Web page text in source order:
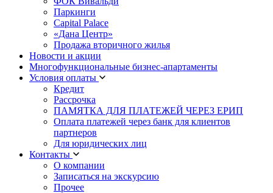
Паркинги
Capital Palace
«Дана Центр»
Продажа вторичного жилья
Новости и акции
Многофункциональные бизнес-апартаменты
Условия оплаты
Кредит
Рассрочка
ПАМЯТКА ДЛЯ ПЛАТЕЖЕЙ ЧЕРЕЗ ЕРИП
Оплата платежей через банк для клиентов
партнеров
Для юридических лиц
Контакты
О компании
Записаться на экскурсию
Прочее